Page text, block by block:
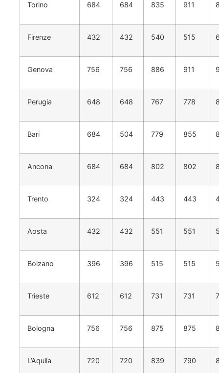
Torino 684 684 835 911
Firenze 432 432 540 515
Genova 756 756 886 911
Perugia 648 648 767 778
Bari 684 504 779 855
Ancona 684 684 802 802
Trento 324 324 443 443
Aosta 432 432 551 551
Bolzano 396 396 515 515
Trieste 612 612 731 731
Bologna 756 756 875 875
L’Aquila 720 720 839 790